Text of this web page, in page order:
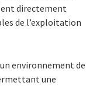
directement
de l’exploitation
environnement de
une